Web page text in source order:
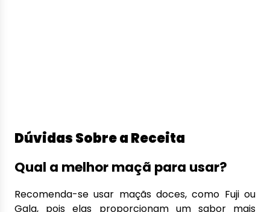
Dúvidas Sobre a Receita
Qual a melhor maçã para usar?
Recomenda-se usar maçãs doces, como Fuji ou
Gala, pois elas proporcionam um sabor mais